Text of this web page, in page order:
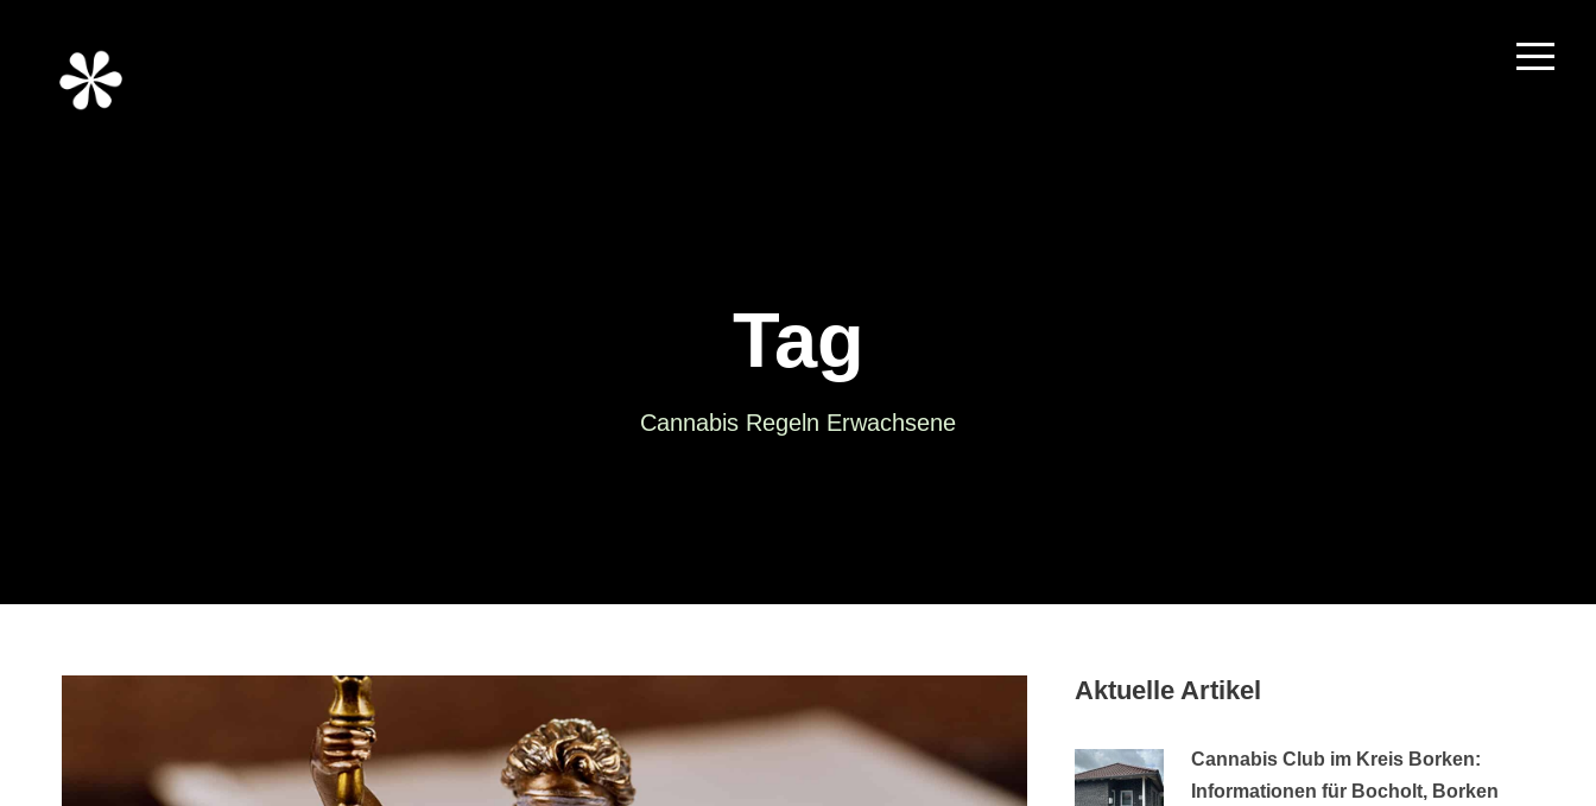
Tag
Cannabis Regeln Erwachsene
Aktuelle Artikel
Cannabis Club im Kreis Borken:
Informationen für Bocholt, Borken